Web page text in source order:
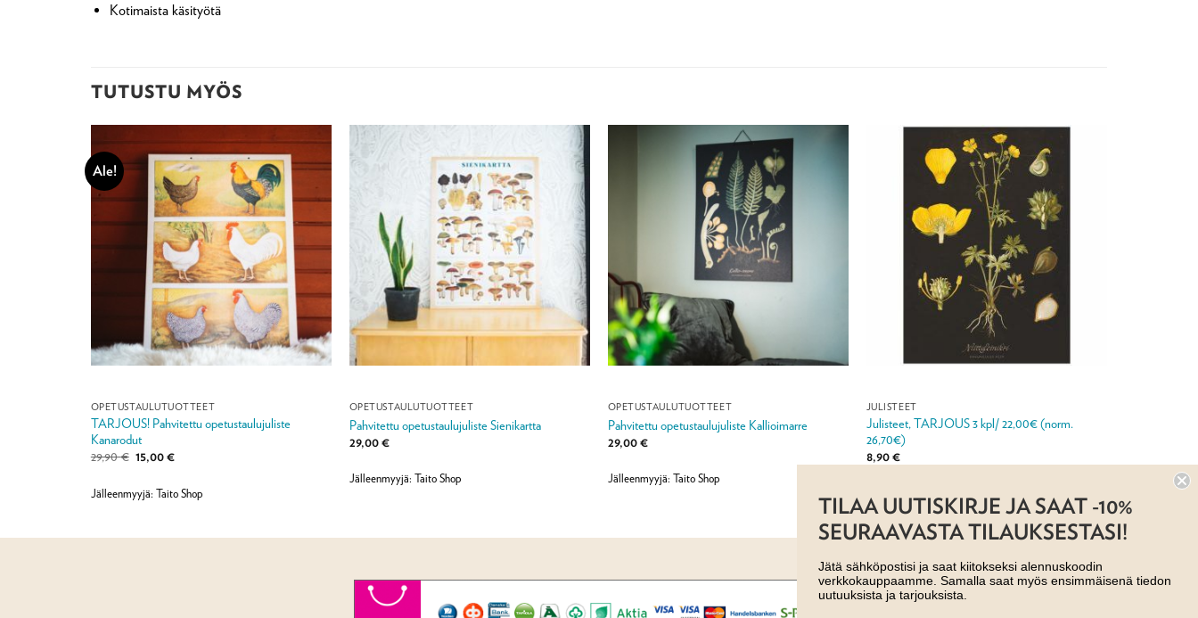
Kotimaista käsityötä
TUTUSTU MYÖS
Ale!
OPETUSTAULUTUOTTEET
TARJOUS! Pahvitettu opetustaulujuliste
Kanarodut
29,90€ Alkuperäinen
29,90 €.
15,00€Nykyinen
15,00 €.
Jälleenmyyjä: Taito Shop
OPETUSTAULUTUOTTEET
Pahvitettu opetustaulujuliste Sienikartta
29,00€
Jälleenmyyjä: Taito Shop
OPETUSTAULUTUOTTEET
Pahvitettu opetustaulujuliste Kallioimarre
29,00€
Jälleenmyyjä: Taito Shop
JULISTEET
Julisteet, TARJOUS 3 kpl/ 22,00€ (norm.
26,70€)
8,90€
TILAA UUTISKIRJE JA SAAT -10%
SEURAAVASTA TILAUKSESTASI!
Jätä sähköpostisi ja saat kiitokseksi alennuskoodin
verkkokauppaamme. Samalla saat myös ensimmäisenä tiedon
uutuuksista ja tarjouksista.